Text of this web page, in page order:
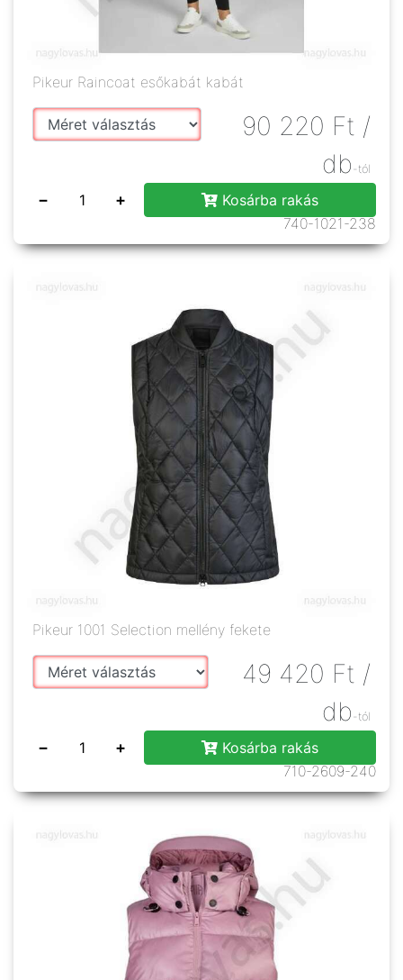
Pikeur Raincoat esőkabát kabát
90 220 Ft /
db -tól
− +
Kosárba rakás
740-1021-238
Pikeur 1001 Selection mellény fekete
49 420 Ft /
db -tól
− +
Kosárba rakás
710-2609-240